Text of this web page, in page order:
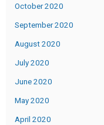
October 2020
September 2020
August 2020
July 2020
June 2020
May 2020
April 2020